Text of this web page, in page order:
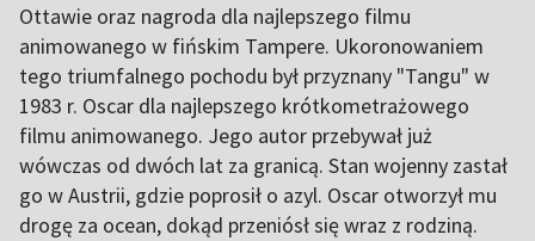
Ottawie oraz nagroda dla najlepszego filmu
animowanego w fińskim Tampere. Ukoronowaniem
tego triumfalnego pochodu był przyznany "Tangu" w
1983 r. Oscar dla najlepszego krótkometrażowego
filmu animowanego. Jego autor przebywał już
wówczas od dwóch lat za granicą. Stan wojenny zastał
go w Austrii, gdzie poprosił o azyl. Oscar otworzył mu
drogę za ocean, dokąd przeniósł się wraz z rodziną.